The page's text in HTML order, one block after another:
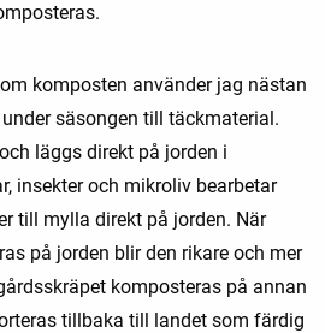
komposten använder jag nästan
säsongen till täckmaterial.
läggs direkt på jorden i
insekter och mikroliv bearbetar
till mylla direkt på jorden. När
på jorden blir den rikare och mer
komposteras på annan
tillbaka till landet som färdig